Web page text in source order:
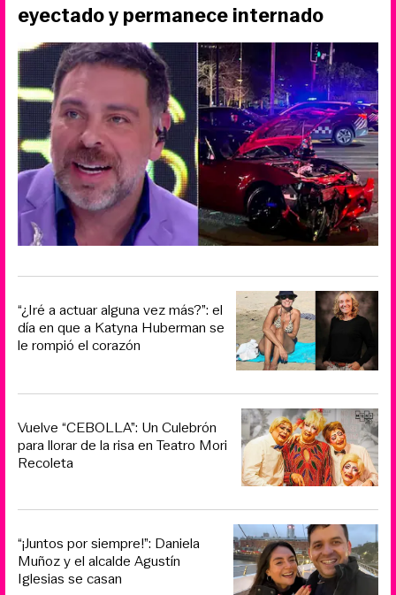
eyectado y permanece internado
“¿Iré a actuar alguna vez más?”: el
día en que a Katyna Huberman se
le rompió el corazón
Vuelve “CEBOLLA”: Un Culebrón
para llorar de la risa en Teatro Mori
Recoleta
“¡Juntos por siempre!”: Daniela
Muñoz y el alcalde Agustín
Iglesias se casan